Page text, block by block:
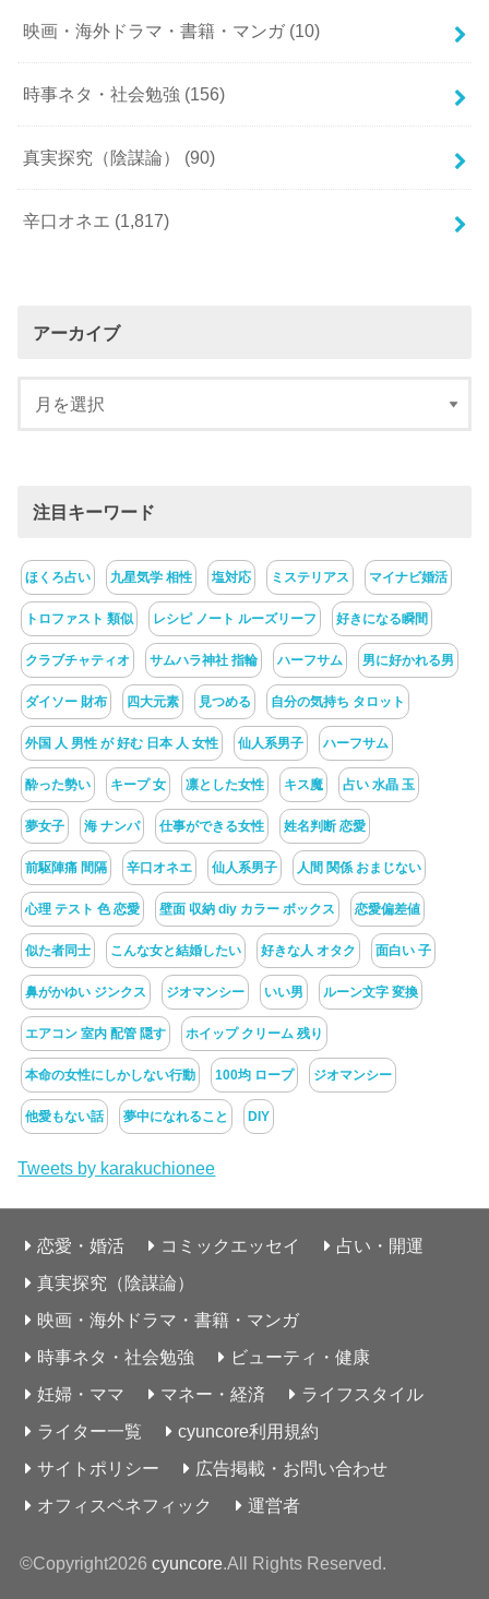
映画・海外ドラマ・書籍・マンガ (10)
時事ネタ・社会勉強 (156)
真実探究（陰謀論） (90)
辛口オネエ (1,817)
アーカイブ
注目キーワード
ほくろ占い 九星気学 相性 塩対応 ミステリアス マイナビ婚活
トロファスト 類似 レシピ ノート ルーズリーフ 好きになる瞬間
クラブチャティオ サムハラ神社 指輪 ハーフサム 男に好かれる男
ダイソー 財布 四大元素 見つめる 自分の気持ち タロット
外国 人 男性 が 好む 日本 人 女性 仙人系男子 ハーフサム
酔った勢い キープ 女 凛とした女性 キス魔 占い 水晶 玉
夢女子 海 ナンパ 仕事ができる女性 姓名判断 恋愛
前駆陣痛 間隔 辛口オネエ 仙人系男子 人間 関係 おまじない
心理 テスト 色 恋愛 壁面 収納 diy カラー ボックス 恋愛偏差値
似た者同士 こんな女と結婚したい 好きな人 オタク 面白い 子
鼻がかゆい ジンクス ジオマンシー いい男 ルーン文字 変換
エアコン 室内 配管 隠す ホイップ クリーム 残り
本命の女性にしかしない行動 100均 ロープ ジオマンシー
他愛もない話 夢中になれること DIY
Tweets by karakuchionee
恋愛・婚活 コミックエッセイ
占い・開運
真実探究（陰謀論）
映画・海外ドラマ・書籍・マンガ
時事ネタ・社会勉強
ビューティ・健康
妊婦・ママ
マネー・経済
ライフスタイル
ライター一覧
cyuncore利用規約
サイトポリシー
広告掲載・お問い合わせ
オフィスベネフィック
運営者
©Copyright2026 cyuncore.All Rights Reserved.